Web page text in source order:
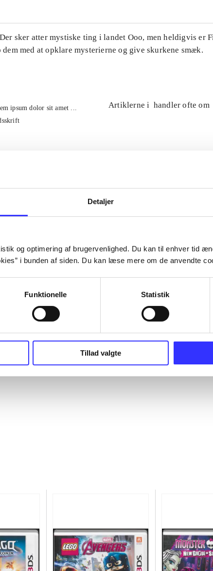
Detaljer
og optimering af brugervenlighed. Du kan til enhver tid
i bunden af siden. Du kan læse mere om de anvendte
Funktionelle Statistik
Tillad valgte
sker atter mystiske ting i landet Ooo, men heldigvis er
med at opklare mysterierne og give skurkene smæk.
ipsum dolor sit amet ...
Artiklerne i handler ofte om